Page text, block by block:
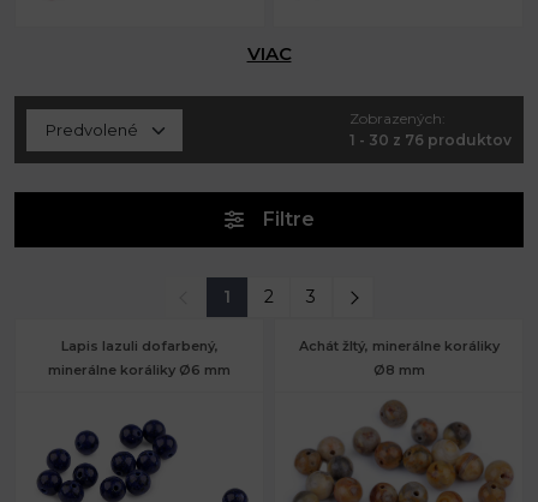
VIAC
Zobrazených:
1 - 30 z 76 produktov
Filtre
1 2 3
Lapis lazuli dofarbený,
minerálne koráliky Ø6 mm
Achát žltý, minerálne koráliky
Ø8 mm